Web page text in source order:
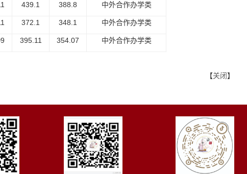
439.1 388.8 中外合作办学类
372.1 348.1 中外合作办学类
395.11 354.07 中外合作办学类
【关闭】